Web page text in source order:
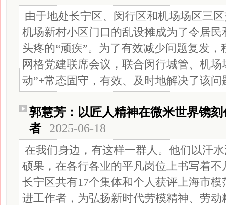
由于地处长宁区、闵行区和机场场区三
机场新村小区门口的乱设摊成为了令居
头疼的“顽疾”。为了有效减少问题复发
网格党建联席会议，联合闵行城管、机
动”+常态固守，有效、及时地解决了该问
郭慧芳：以匠人精神在微米世界镌
者
2025-06-18
在我们身边，有这样一群人。他们以汗
硕果，在各行各业的平凡岗位上书写着
长宁区共有17个集体和个人获评上海市
进工作者，为弘扬新时代劳模精神、劳